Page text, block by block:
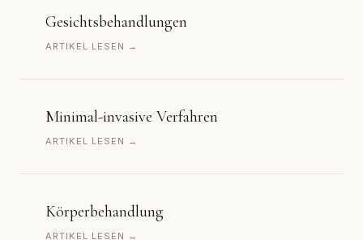
Gesichtsbehandlungen
ARTIKEL LESEN →
Minimal-invasive Verfahren
ARTIKEL LESEN →
Körperbehandlung
ARTIKEL LESEN →